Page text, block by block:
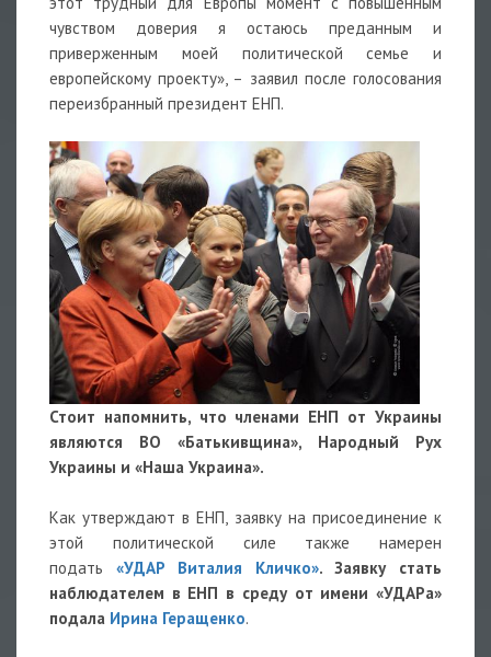
чувством доверия я остаюсь преданным и
приверженным моей политической семье и
европейскому проекту», – заявил после голосования
переизбранный президент ЕНП.
Стоит напомнить, что членами ЕНП от Украины
являются ВО «Батькивщина», Народный Рух
Украины и «Наша Украина».
Как утверждают в ЕНП, заявку на присоединение к
этой политической силе также намерен
подать «УДАР Виталия Кличко». Заявку стать
наблюдателем в ЕНП в среду от имени «УДАРа»
подала Ирина Геращенко.